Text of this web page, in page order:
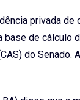
privada
base de cálculo
do Senado.